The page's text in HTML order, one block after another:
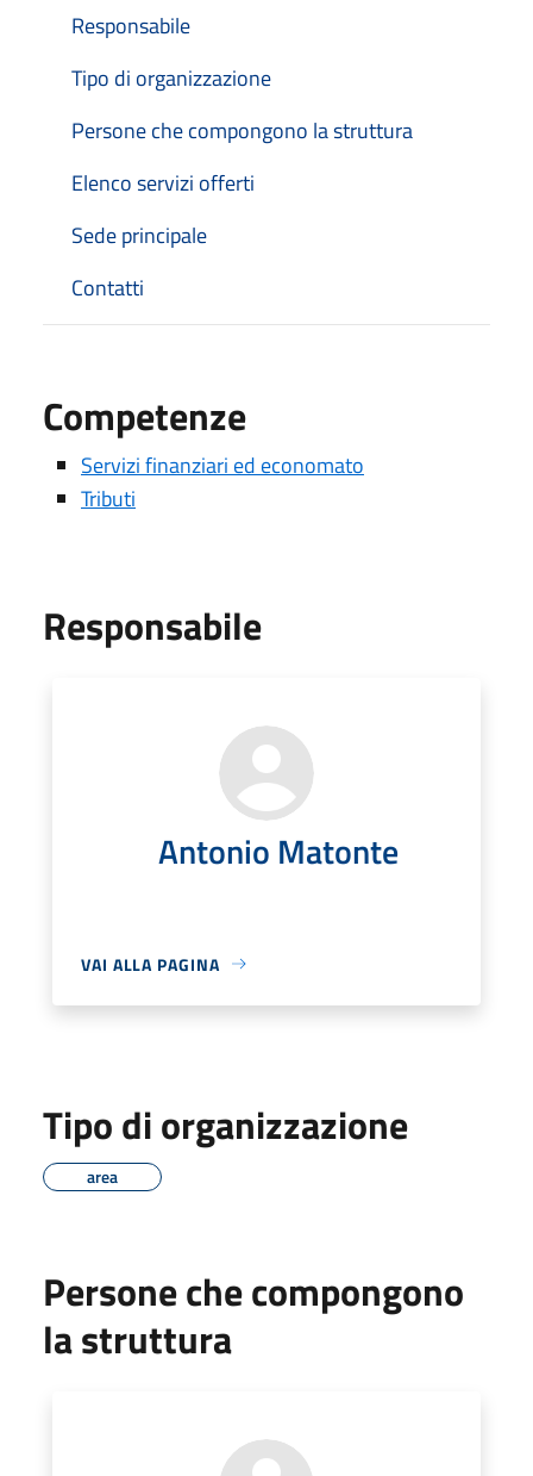
Responsabile
Tipo di organizzazione
Persone che compongono la struttura
Elenco servizi offerti
Sede principale
Contatti
Competenze
Servizi finanziari ed economato
Tributi
Responsabile
Antonio Matonte
VAI ALLA PAGINA
Tipo di organizzazione
area
Persone che compongono
la struttura